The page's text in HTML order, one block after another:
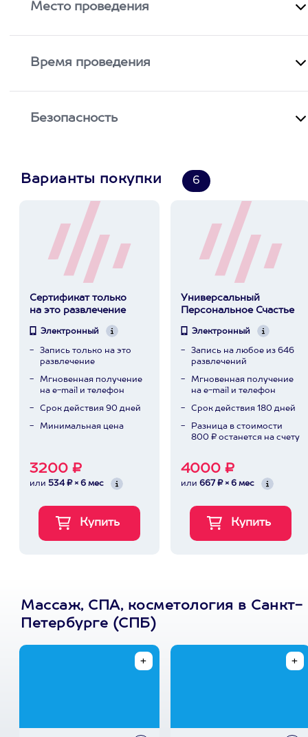
Место проведения
Время проведения
Безопасность
Варианты покупки 6
Сертификат только
на это развлечение
Электронный
Запись только на это
развлечение
Мгновенная получение
на e-mail и телефон
Срок действия 90 дней
Минимальная цена
3200 ₽
или 534 ₽ × 6 мес
Универсальный
Персональное Счастье
Электронный
Запись на любое из 646
развлечений
Мгновенная получение
на e-mail и телефон
Срок действия 180 дней
Разница в стоимости
800 ₽ останется на счету
4000 ₽
или 667 ₽ × 6 мес
Массаж, СПА, косметология в Санкт-
Петербурге (СПБ)